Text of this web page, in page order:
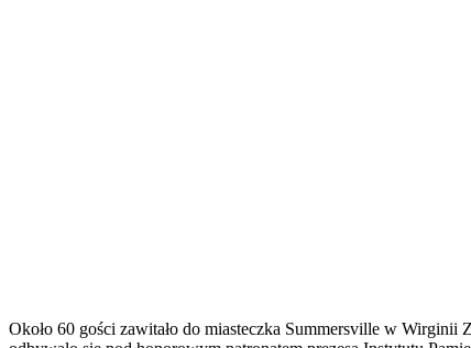
Około 60 gości zawitało do miasteczka Summersville w